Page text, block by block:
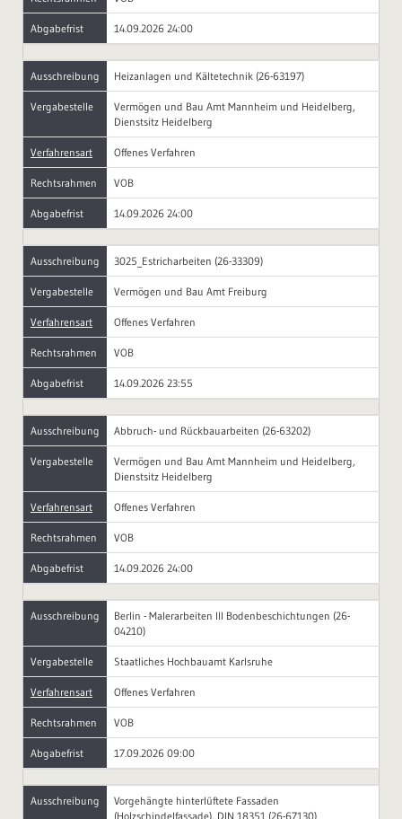
Abgabefrist 14.09.2026 24:00
Ausschreibung Heizanlagen und Kältetechnik (26-63197)
Vergabestelle
Vermögen und Bau Amt Mannheim und Heidelberg,
Dienstsitz Heidelberg
Verfahrensart Offenes Verfahren
Rechtsrahmen VOB
Abgabefrist 14.09.2026 24:00
Ausschreibung 3025_Estricharbeiten (26-33309)
Vergabestelle Vermögen und Bau Amt Freiburg
Verfahrensart Offenes Verfahren
Rechtsrahmen VOB
Abgabefrist 14.09.2026 23:55
Ausschreibung Abbruch- und Rückbauarbeiten (26-63202)
Vergabestelle
Vermögen und Bau Amt Mannheim und Heidelberg,
Dienstsitz Heidelberg
Verfahrensart Offenes Verfahren
Rechtsrahmen VOB
Abgabefrist 14.09.2026 24:00
Ausschreibung
Berlin - Malerarbeiten III Bodenbeschichtungen (26-
04210)
Vergabestelle Staatliches Hochbauamt Karlsruhe
Verfahrensart Offenes Verfahren
Rechtsrahmen VOB
Abgabefrist 17.09.2026 09:00
Ausschreibung
Vorgehängte hinterlüftete Fassaden
(Holzschindelfassade), DIN 18351 (26-67130)